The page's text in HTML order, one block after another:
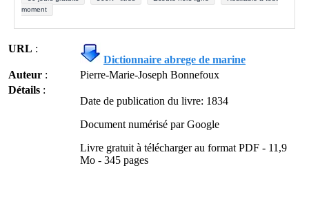
moment
URL :
Dictionnaire abrege de marine
Auteur :
Pierre-Marie-Joseph Bonnefoux
Détails :
Date de publication du livre: 1834
Document numérisé par Google
Livre gratuit à télécharger au format PDF - 11,9
Mo - 345 pages